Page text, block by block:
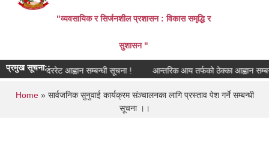
"व्यवसायिक र सिर्जनशील प्रशासन : विकास समृद्धि र
सुशासन "
प्रमुख सूचना::
सिलबन्दी दररेट आह्वान सम्बन्धी सूचना ! आन्तरिक आय तर्फको ठेक्का आह्वान सम्बन्धी
You are here
Home» सार्वजनिक सुनुवाई कार्यक्रम संञ्चालनका लागि प्रस्ताव पेश गर्ने सम्बन्धी
सूचना ।।